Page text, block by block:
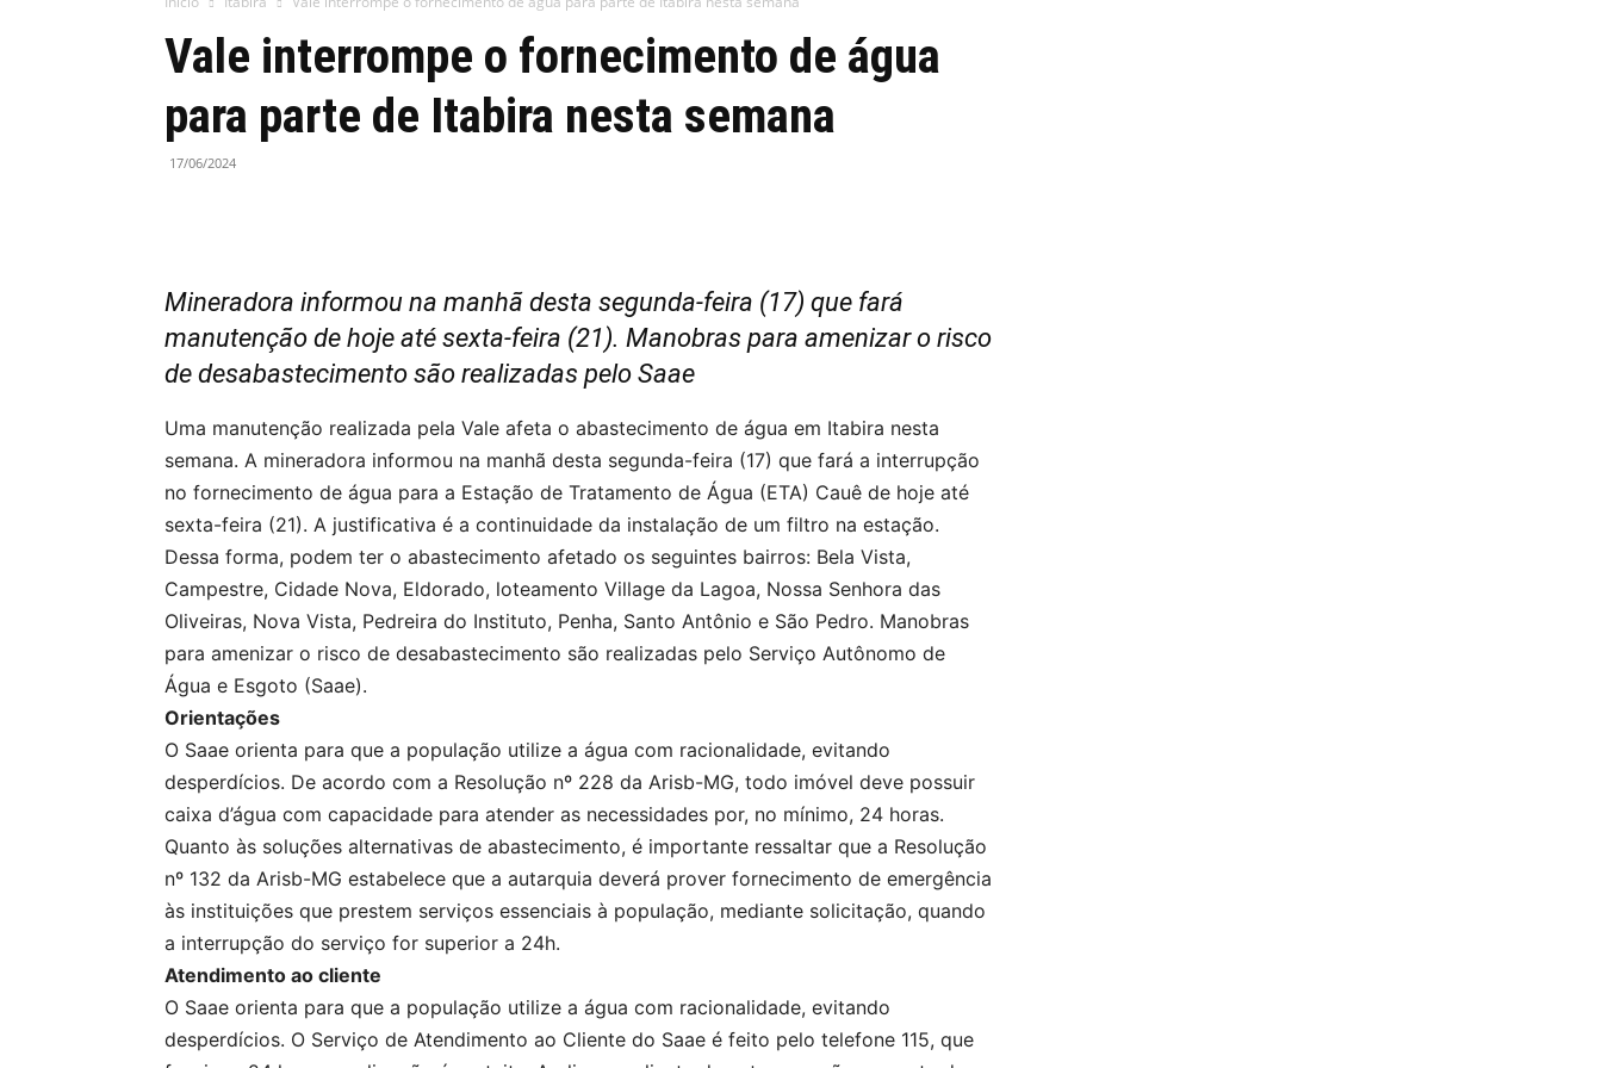
Vale interrompe o fornecimento de água
para parte de Itabira nesta semana
17/06/2024
Mineradora informou na manhã desta segunda-feira (17) que fará
manutenção de hoje até sexta-feira (21). Manobras para amenizar o risco
de desabastecimento são realizadas pelo Saae
Uma manutenção realizada pela Vale afeta o abastecimento de água em Itabira nesta
semana. A mineradora informou na manhã desta segunda-feira (17) que fará a interrupção
no fornecimento de água para a Estação de Tratamento de Água (ETA) Cauê de hoje até
sexta-feira (21). A justificativa é a continuidade da instalação de um filtro na estação.
Dessa forma, podem ter o abastecimento afetado os seguintes bairros: Bela Vista,
Campestre, Cidade Nova, Eldorado, loteamento Village da Lagoa, Nossa Senhora das
Oliveiras, Nova Vista, Pedreira do Instituto, Penha, Santo Antônio e São Pedro. Manobras
para amenizar o risco de desabastecimento são realizadas pelo Serviço Autônomo de
Água e Esgoto (Saae).
Orientações
O Saae orienta para que a população utilize a água com racionalidade, evitando
desperdícios. De acordo com a Resolução nº 228 da Arisb-MG, todo imóvel deve possuir
caixa d’água com capacidade para atender as necessidades por, no mínimo, 24 horas.
Quanto às soluções alternativas de abastecimento, é importante ressaltar que a Resolução
nº 132 da Arisb-MG estabelece que a autarquia deverá prover fornecimento de emergência
às instituições que prestem serviços essenciais à população, mediante solicitação, quando
a interrupção do serviço for superior a 24h.
Atendimento ao cliente
O Saae orienta para que a população utilize a água com racionalidade, evitando
desperdícios. O Serviço de Atendimento ao Cliente do Saae é feito pelo telefone 115, que